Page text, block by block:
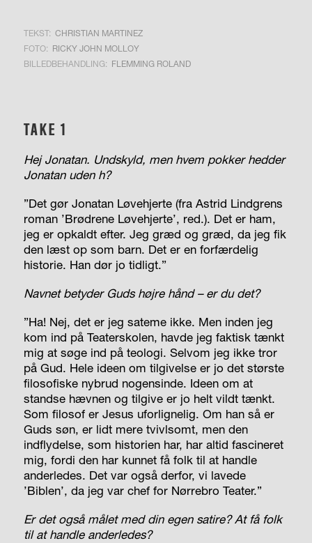
TEKST: CHRISTIAN MARTINEZ
FOTO: RICKY JOHN MOLLOY
BILLEDBEHANDLING: FLEMMING ROLAND
TAKE 1
Hej Jonatan. Undskyld, men hvem pokker hedder
Jonatan uden h?
”Det gør Jonatan Løvehjerte (fra Astrid Lindgrens
roman ’Brødrene Løvehjerte’, red.). Det er ham,
jeg er opkaldt efter. Jeg græd og græd, da jeg fik
den læst op som barn. Det er en forfærdelig
historie. Han dør jo tidligt.”
Navnet betyder Guds højre hånd – er du det?
”Ha! Nej, det er jeg sateme ikke. Men inden jeg
kom ind på Teaterskolen, havde jeg faktisk tænkt
mig at søge ind på teologi. Selvom jeg ikke tror
på Gud. Hele ideen om tilgivelse er jo det største
filosofiske nybrud nogensinde. Ideen om at
standse hævnen og tilgive er jo helt vildt tænkt.
Som filosof er Jesus uforlignelig. Om han så er
Guds søn, er lidt mere tvivlsomt, men den
indflydelse, som historien har, har altid fascineret
mig, fordi den har kunnet få folk til at handle
anderledes. Det var også derfor, vi lavede
’Biblen’, da jeg var chef for Nørrebro Teater.”
Er det også målet med din egen satire? At få folk
til at handle anderledes?